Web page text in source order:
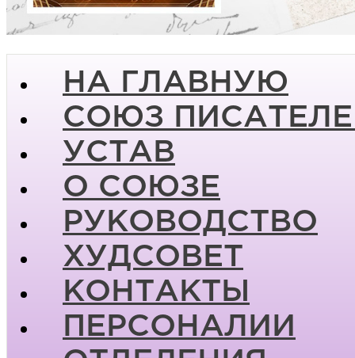
НА ГЛАВНУЮ
СОЮЗ
УСТАВ
О СОЮЗЕ
РУКОВОДСТВО
ХУДСОВЕТ
КОНТАКТЫ
ПЕРСОНАЛИИ